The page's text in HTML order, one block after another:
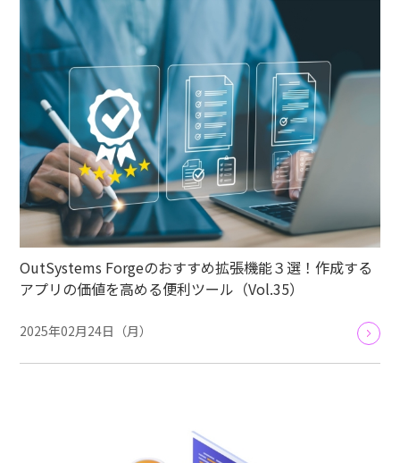
OutSystems Forgeのおすすめ拡張機能３選！作成する
アプリの価値を高める便利ツール（Vol.35）
2025年02月24日（月）